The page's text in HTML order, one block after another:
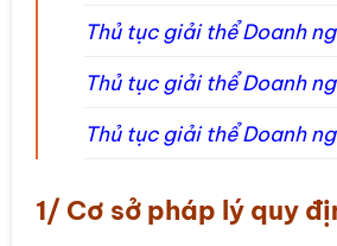
Thủ tục giải thể Doanh
Thủ tục giải thể Doanh
Thủ tục giải thể Doanh
1/ Cơ sở pháp lý quy